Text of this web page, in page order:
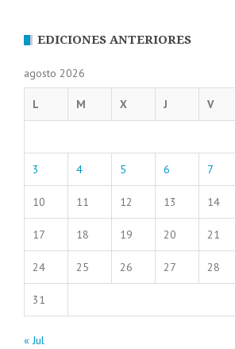
EDICIONES ANTERIORES
agosto 2026
L M X J V
3 4 5 6 7
10 11 12 13 14
17 18 19 20 21
24 25 26 27 28
31
« Jul